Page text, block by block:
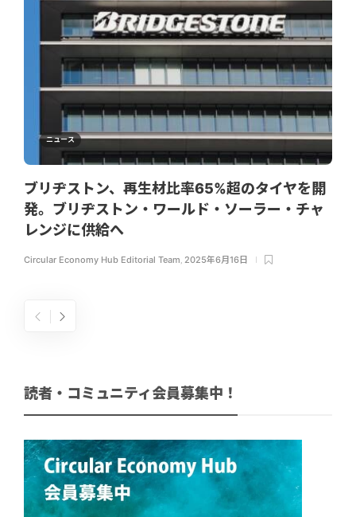
ニュース
ブリヂストン、再生材比率65%超のタイヤを開
発。ブリヂストン・ワールド・ソーラー・チャ
レンジに供給へ
Circular Economy Hub Editorial Team, 2025年6月16日
読者・コミュニティ会員募集中！